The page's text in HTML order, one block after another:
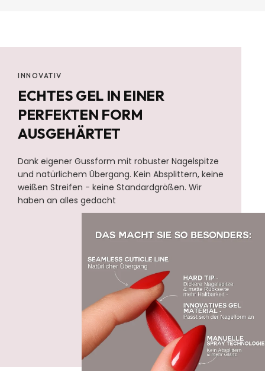
INNOVATIV
ECHTES GEL IN EINER
PERFEKTEN FORM
AUSGEHÄRTET
Dank eigener Gussform mit robuster Nagelspitze
und natürlichem Übergang. Kein Absplittern, keine
weißen Streifen - keine Standardgrößen. Wir
haben an alles gedacht